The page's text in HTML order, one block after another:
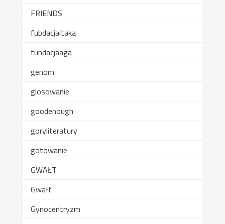
FRIENDS
fubdacjaitaka
fundacjaaga
genom
glosowanie
goodenough
goryliteratury
gotowanie
GWAŁT
Gwałt
Gynocentryzm